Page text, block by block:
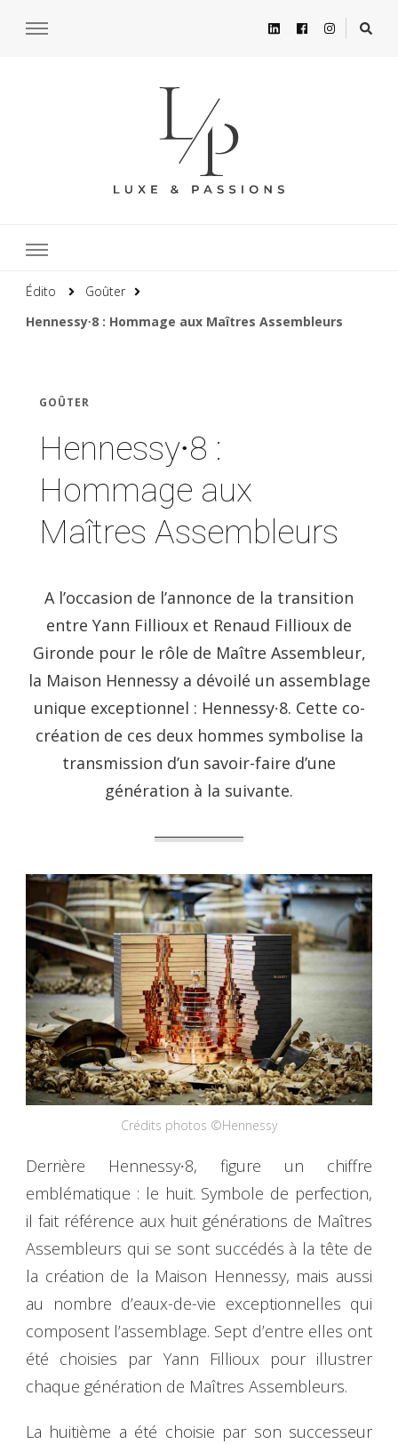
Édito
Goûter
Hennessy∙8 : Hommage aux Maîtres Assembleurs
GOÛTER
Hennessy∙8 :
Hommage aux
Maîtres Assembleurs
A l’occasion de l’annonce de la transition
entre Yann Fillioux et Renaud Fillioux de
Gironde pour le rôle de Maître Assembleur,
la Maison Hennessy a dévoilé un assemblage
unique exceptionnel : Hennessy∙8. Cette co-
création de ces deux hommes symbolise la
transmission d’un savoir-faire d’une
génération à la suivante.
Crédits photos ©Hennessy
Derrière Hennessy∙8, figure un chiffre
emblématique : le huit. Symbole de perfection,
il fait référence aux huit générations de Maîtres
Assembleurs qui se sont succédés à la tête de
la création de la Maison Hennessy, mais aussi
au nombre d’eaux-de-vie exceptionnelles qui
composent l’assemblage. Sept d’entre elles ont
été choisies par Yann Fillioux pour illustrer
chaque génération de Maîtres Assembleurs.
La huitième a été choisie par son successeur